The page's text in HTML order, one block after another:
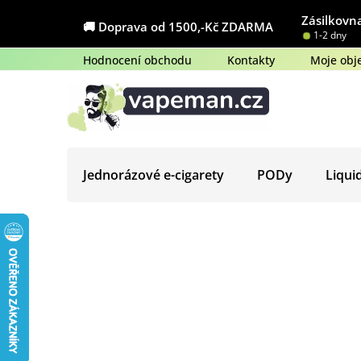
obsah
🚚 Doprava od 1500,-Kč ZDARMA
1-2 dny
Hodnocení obchodu Kontakty Moje
Jednorázové e-cigarety PODy